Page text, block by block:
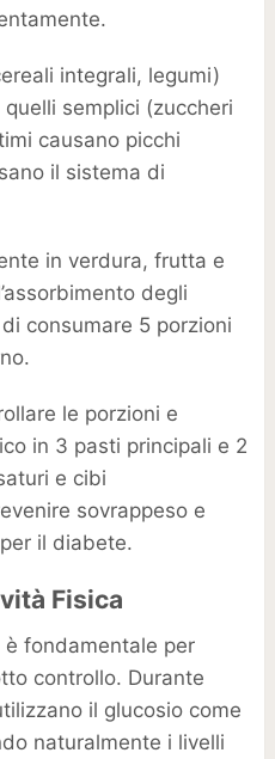
integrali, legumi)
semplici (zuccheri
causano picchi
il sistema di
in verdura, frutta e
degli
consumare 5 porzioni
le porzioni e
in 3 pasti principali e 2
e cibi
sovrappeso e
il diabete.
Fisica
è fondamentale per
controllo. Durante
il glucosio come
naturalmente i livelli